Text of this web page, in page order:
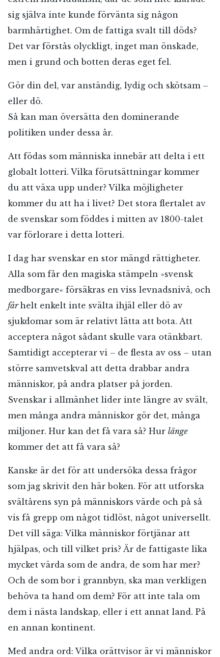
sig själva inte kunde förvänta sig någon
barmhärtighet. Om de fattiga svalt till döds?
Det var förstås olyckligt, inget man önskade,
men i grund och botten deras eget fel.
Gör din del, var anständig, lydig och skötsam –
eller dö.
Så kan man översätta den dominerande
politiken under dessa år.
Att födas som människa innebär att delta i ett
globalt lotteri. Vilka förutsättningar kommer
du att växa upp under? Vilka möjligheter
kommer du att ha i livet? Det stora flertalet av
de svenskar som föddes i mitten av 1800-talet
var förlorare i detta lotteri.
I dag har svenskar en stor mängd rättigheter.
Alla som får den magiska stämpeln »svensk
medborgare« försäkras en viss levnadsnivå, och
fårhelt enkelt inte svälta ihjäl eller dö av
sjukdomar som är relativt lätta att bota. Att
acceptera något sådant skulle vara otänkbart.
Samtidigt accepterar vi – de flesta av oss – utan
större samvetskval att detta drabbar andra
människor, på andra platser på jorden.
Svenskar i allmänhet lider inte längre av svält,
men många andra människor gör det, många
miljoner. Hur kan det få vara så? Hur länge
kommer det att få vara så?
Kanske är det för att undersöka dessa frågor
som jag skrivit den här boken. För att utforska
svältårens syn på människors värde och på så
vis få grepp om något tidlöst, något universellt.
Det vill säga: Vilka människor förtjänar att
hjälpas, och till vilket pris? Är de fattigaste lika
mycket värda som de andra, de som har mer?
Och de som bor i grannbyn, ska man verkligen
behöva ta hand om dem? För att inte tala om
dem i nästa landskap, eller i ett annat land. På
en annan kontinent.
Med andra ord: Vilka orättvisor är vi människor